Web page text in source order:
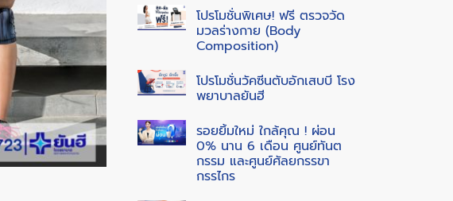
โปรโมชั่นพิเศษ! ฟรี ตรวจวัด
มวลร่างกาย (Body
Composition)
โปรโมชั่นวัคซีนตับอักเสบบี โรง
พยาบาลยันฮี
รอยยิ้มใหม่ ใกล้คุณ ! ผ่อน
0% นาน 6 เดือน ศูนย์ทันต
กรรม และศูนย์ศัลยกรรขา
กรรไกร